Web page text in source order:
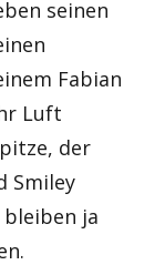
seinen
Fabian
Luft
der
Smiley
ja